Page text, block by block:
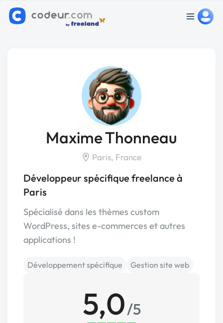
Maxime Thonneau
Paris, France
Développeur spécifique freelance à
Paris
Spécialisé dans les thèmes custom
WordPress, sites e-commerces et autres
applications !
Développement spécifique Gestion site web
5,0/5